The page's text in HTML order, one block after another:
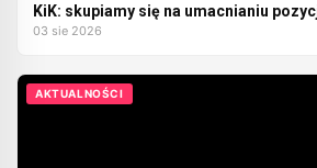
KiK: skupiamy się na umacnianiu
03 sie 2026
AKTUALNOŚCI